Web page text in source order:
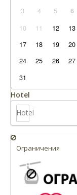
3
4 5 6
10
11 12 13
17
18 19 20
24
25 26 27
31
Hotel
Hotel
Ограничения